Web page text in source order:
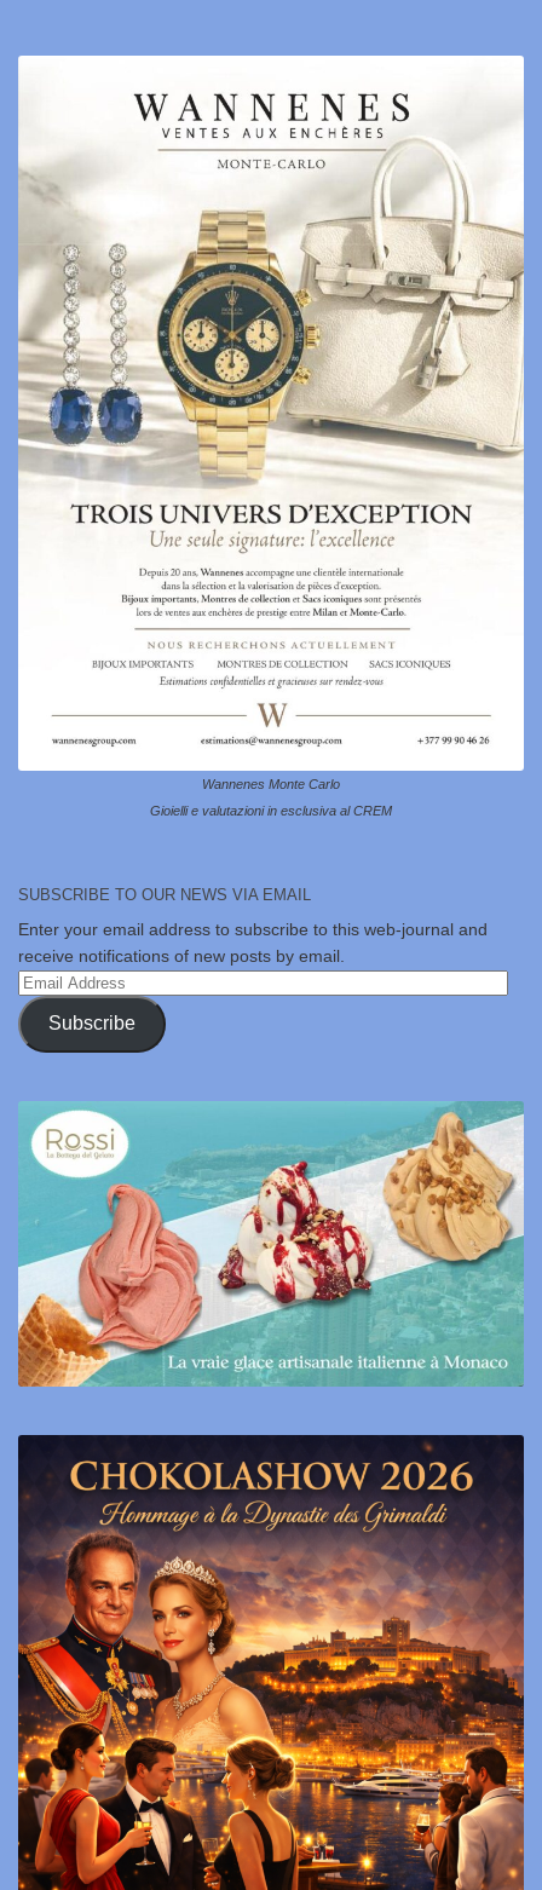
Wannenes Monte Carlo
Gioielli e valutazioni in esclusiva al CREM
SUBSCRIBE TO OUR NEWS VIA EMAIL
Enter your email address to subscribe to this web-journal and
receive notifications of new posts by email.
Email
Address
Subscribe